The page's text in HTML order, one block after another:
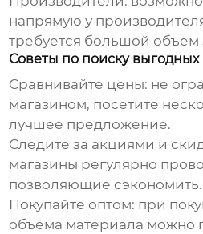
напрямую у
требуется большой объем
Советы по поиску
Сравнивайте цены: не
магазином, посетите
лучшее предложение.
Следите за акциями и
магазины регулярно
позволяющие сэкономить.
Покупайте оптом: при
объема материала можно